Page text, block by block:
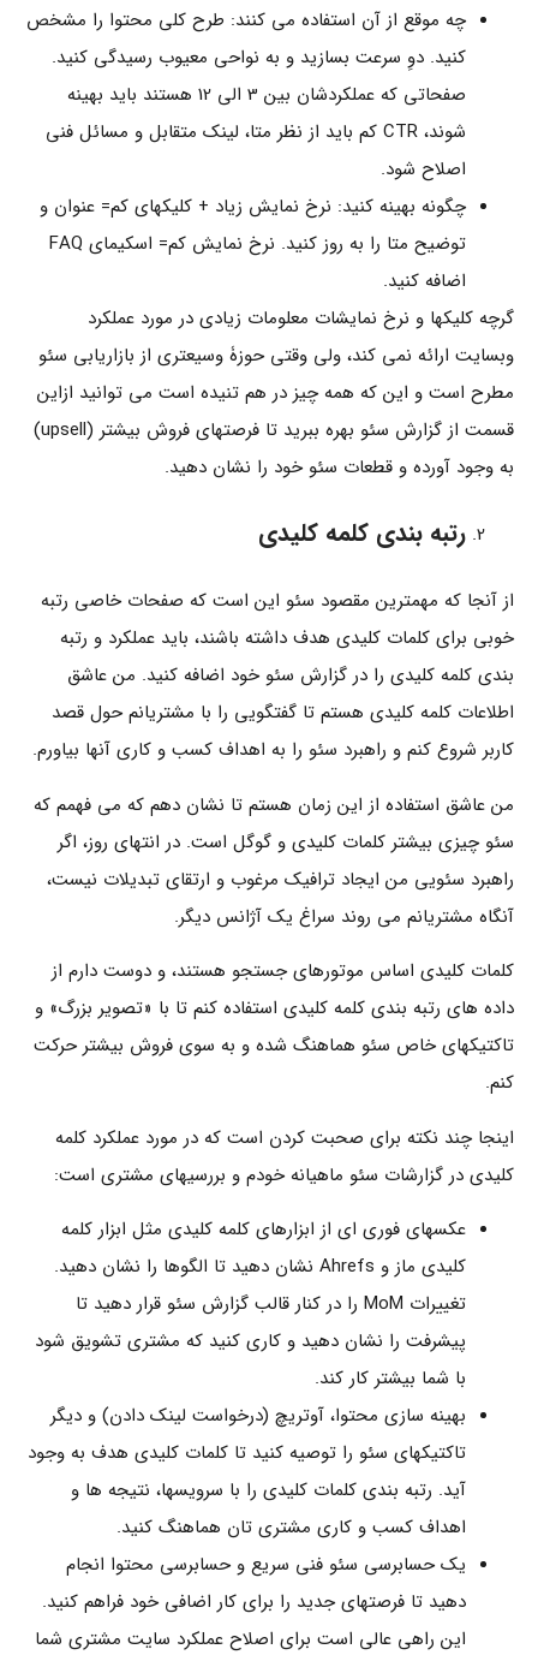
چه موقع از آن استفاده می کنند: طرح کلی محتوا را مشخص
کنید. دوِ سرعت بسازید و به نواحی معیوب رسیدگی کنید.
صفحاتی که عملکردشان بین 3 الی 12 هستند باید بهینه
شوند، CTR کم باید از نظر متا، لینک متقابل و مسائل فنی
اصلاح شود.
چگونه بهینه کنید: نرخ نمایش زیاد + کلیکهای کم= عنوان و
توضیح متا را به روز کنید. نرخ نمایش کم= اسکیمای FAQ
اضافه کنید.
گرچه کلیکها و نرخ نمایشات معلومات زیادی در مورد عملکرد
وبسایت ارائه نمی کند، ولی وقتی حوزۀ وسیعتری از بازاریابی سئو
مطرح است و این که همه چیز در هم تنیده است می توانید ازاین
قسمت از گزارش سئو بهره ببرید تا فرصتهای فروش بیشتر (upsell)
به وجود آورده و قطعات سئو خود را نشان دهید.
رتبه بندی کلمه کلیدی
از آنجا که مهمترین مقصود سئو این است که صفحات خاصی رتبه
خوبی برای کلمات کلیدی هدف داشته باشند، باید عملکرد و رتبه
بندی کلمه کلیدی را در گزارش سئو خود اضافه کنید. من عاشق
اطلاعات کلمه کلیدی هستم تا گفتگویی را با مشتریانم حول قصد
کاربر شروع کنم و راهبرد سئو را به اهداف کسب و کاری آنها بیاورم.
من عاشق استفاده از این زمان هستم تا نشان دهم که می فهمم که
سئو چیزی بیشتر کلمات کلیدی و گوگل است. در انتهای روز، اگر
راهبرد سئویی من ایجاد ترافیک مرغوب و ارتقای تبدیلات نیست،
آنگاه مشتریانم می روند سراغ یک آژانس دیگر.
کلمات کلیدی اساس موتورهای جستجو هستند، و دوست دارم از
داده های رتبه بندی کلمه کلیدی استفاده کنم تا با «تصویر بزرگ» و
تاکتیکهای خاص سئو هماهنگ شده و به سوی فروش بیشتر حرکت
کنم.
اینجا چند نکته برای صحبت کردن است که در مورد عملکرد کلمه
کلیدی در گزارشات سئو ماهیانه خودم و بررسیهای مشتری است:
عکسهای فوری ای از ابزارهای کلمه کلیدی مثل ابزار کلمه
کلیدی ماز و Ahrefs نشان دهید تا الگوها را نشان دهید.
تغییرات MoM را در کنار قالب گزارش سئو قرار دهید تا
پیشرفت را نشان دهید و کاری کنید که مشتری تشویق شود
با شما بیشتر کار کند.
بهینه سازی محتوا، آوتریچ (درخواست لینک دادن) و دیگر
تاکتیکهای سئو را توصیه کنید تا کلمات کلیدی هدف به وجود
آید. رتبه بندی کلمات کلیدی را با سرویسها، نتیجه ها و
اهداف کسب و کاری مشتری تان هماهنگ کنید.
یک حسابرسی سئو فنی سریع و حسابرسی محتوا انجام
دهید تا فرصتهای جدید را برای کار اضافی خود فراهم کنید.
این راهی عالی است برای اصلاح عملکرد سایت مشتری شما